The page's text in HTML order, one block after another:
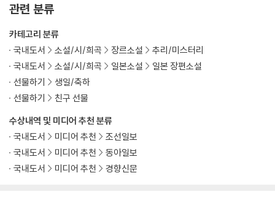
관련 분류
수상내역 및 미디어 추천 분류
국내도서
미디어 추천
조선일보
국내도서
미디어 추천
동아일보
국내도서
미디어 추천 경향신문
카테고리 분류
국내도서
소설/시/희곡 장르소설
추리/미스터리
국내도서
소설/시/희곡 일본소설
일본 장편소설
선물하기
생일/축하
선물하기
친구 선물